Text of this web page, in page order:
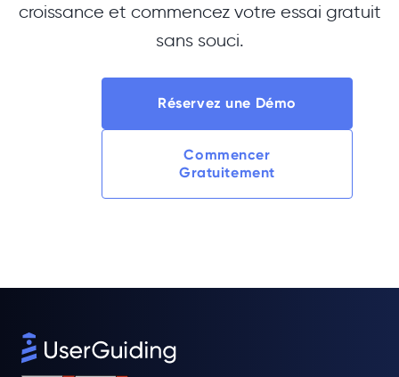
croissance et commencez votre essai gratuit
sans souci.
Réservez une Démo
Commencer
Gratuitement